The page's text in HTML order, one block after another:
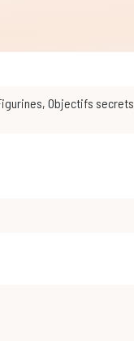
Figurines, Objectifs secrets